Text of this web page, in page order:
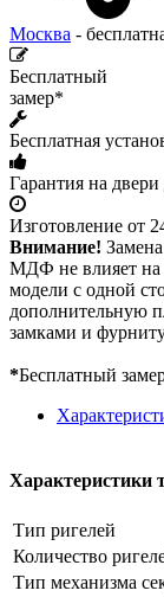
Москва -
Бесплатный
замер*
Бесплатная
Гарантия на двери
Изготовление от
Внимание!
МДФ не влияет на
модели с одной
дополнительную
замками и
*Бесплатный
Характеристики
Тип ригелей
Количество
Тип механизма